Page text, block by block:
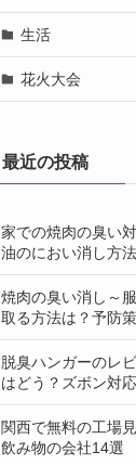
生活
花火大会
最近の投稿
家での焼肉の臭い
油のにおい消し方
焼肉の臭い消し～
取る方法は？予防
脱臭ハンガーのレ
はどう？ズボン対
関西で無料の工場
飲み物の会社14選